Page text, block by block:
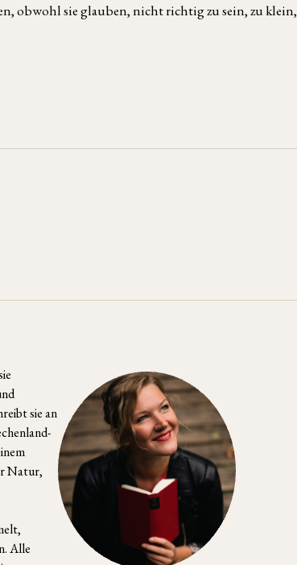
obwohl sie glauben, nicht richtig zu sein, zu klein,
sie an
Natur,
Alle